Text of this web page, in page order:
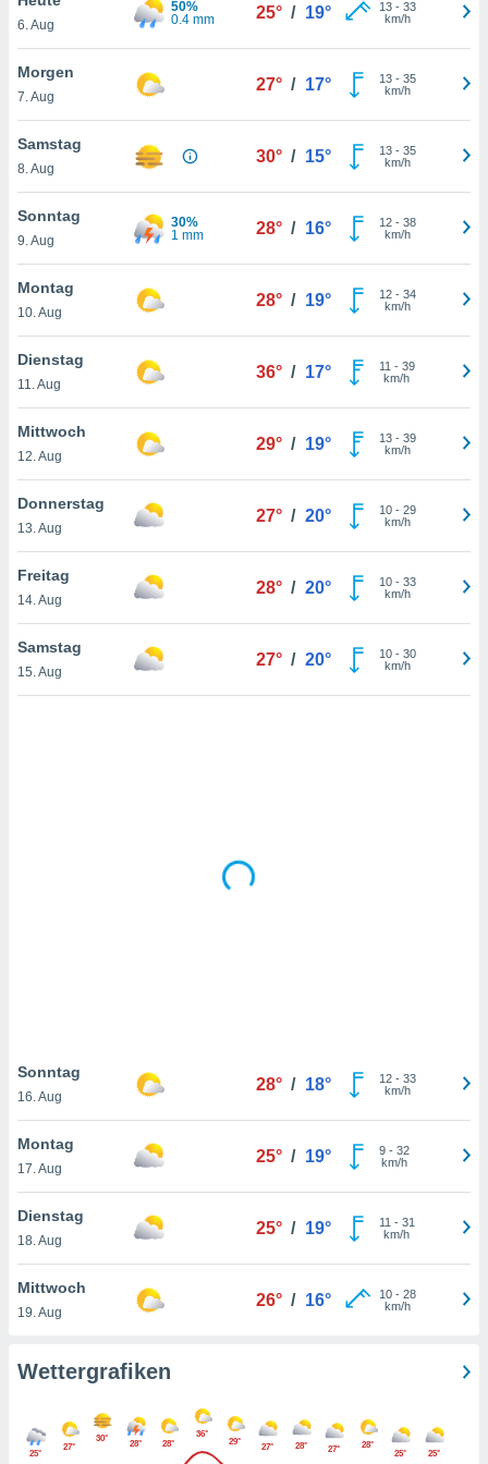
oder
Partner
es uns
das
der
Profil zu
Ihnen
finden
. Sie
jederzeit
Rand
können
von
und
klicken.
und
6. Aug
50%
0.4 mm
25° / 19° 13- 33
km/h
Morgen
7. Aug
27° / 17° 13- 35
km/h
Samstag
8. Aug
30° / 15° 13- 35
km/h
Sonntag
9. Aug
30%
1 mm
28° / 16° 12- 38
km/h
Montag
10. Aug
28° / 19° 12- 34
km/h
Dienstag
11. Aug
36° / 17° 11 - 39
km/h
Mittwoch
12. Aug
29° / 19° 13- 39
km/h
Donnerstag
13. Aug
27° / 20° 10- 29
km/h
Freitag
14. Aug
28° / 20° 10- 33
km/h
Samstag
15. Aug
27° / 20° 10- 30
km/h
Sonntag
16. Aug
28° / 18° 12- 33
km/h
Montag
17. Aug
25° / 19° 9- 32
km/h
Dienstag
18. Aug
25° / 19° 11 - 31
km/h
Mittwoch
19. Aug
26° / 16° 10- 28
km/h
Wettergrafiken
25°
27°
30°
28° 28°
36°
29°
27° 28° 27°
28°
25°
25°